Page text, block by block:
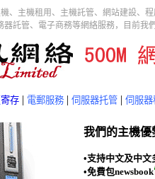
、主機租用、主機託管、網站建設
器託管、電子商務等網絡服務，目前我
存| 電郵服務| 伺服器托管| 伺服器
我們的主機優
•支持中文及中
•免費包newsbook